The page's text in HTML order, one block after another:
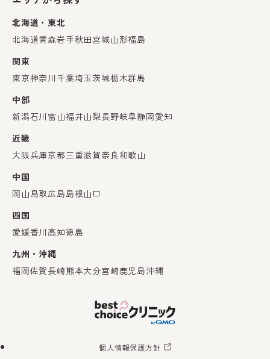
北海道・東北
北海道青森岩手秋田宮城山形福島
関東
東京神奈川 千葉埼玉茨城栃木群馬
中部
新潟石川 富山福井山梨長野岐阜静岡愛知
近畿
大阪兵庫京都三重滋賀奈良和歌山
中国
岡山鳥取広島島根山口
四国
愛媛香川 高知徳島
九州・沖縄
福岡佐賀長崎熊本大分宮崎鹿児島沖縄
個人情報保護方針